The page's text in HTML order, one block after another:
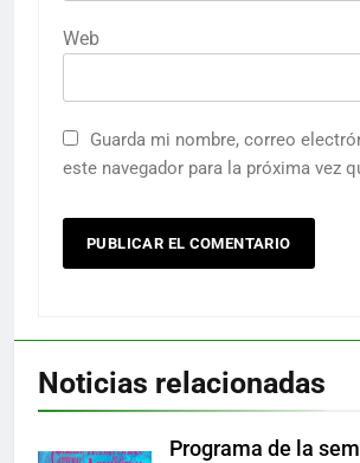
Web
Guarda mi nombre, correo
este navegador para la próxima vez
Noticias relacionadas
Programa de la